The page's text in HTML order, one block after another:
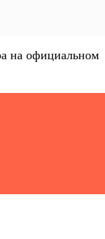
на официальном